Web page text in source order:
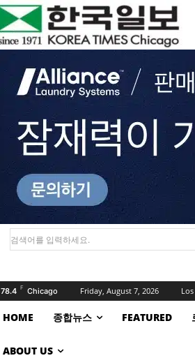
검색어를 입력하세요.
78.4 F Chicago Friday, August 7, 2026
HOME 종합뉴스 FEATURED
ABOUT US